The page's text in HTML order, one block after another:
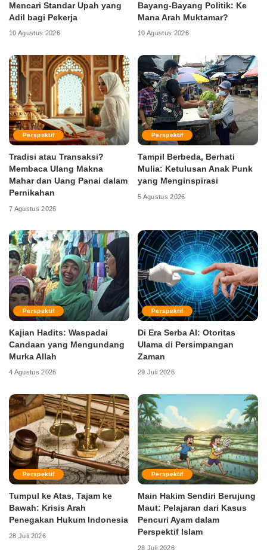
Mencari Standar Upah yang
Adil bagi Pekerja
10 Agustus 2026
Bayang-Bayang Politik: Ke
Mana Arah Muktamar?
10 Agustus 2026
Perspektif
Tradisi atau Transaksi?
Membaca Ulang Makna
Mahar dan Uang Panai dalam
Pernikahan
7 Agustus 2026
Perspektif
Tampil Berbeda, Berhati
Mulia: Ketulusan Anak Punk
yang Menginspirasi
5 Agustus 2026
Perspektif
Kajian Hadits: Waspadai
Candaan yang Mengundang
Murka Allah
4 Agustus 2026
Perspektif
Di Era Serba AI: Otoritas
Ulama di Persimpangan
Zaman
29 Juli 2026
Perspektif
Tumpul ke Atas, Tajam ke
Bawah: Krisis Arah
Penegakan Hukum Indonesia
28 Juli 2026
Perspektif
Main Hakim Sendiri Berujung
Maut: Pelajaran dari Kasus
Pencuri Ayam dalam
Perspektif Islam
28 Juli 2026